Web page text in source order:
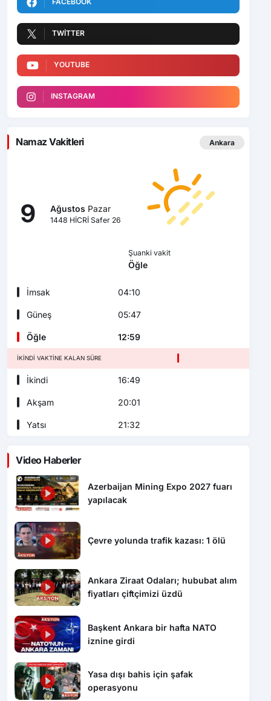
TWITTER
YOUTUBE
INSTAGRAM
Namaz Vakitleri Ankara
9 Ağustos Pazar
1448 HİCRİ Safer 26
Şuanki vakit
Öğle
İmsak 04:10
Güneş 05:47
Öğle 12:59
İKINDI VAKTINE KALAN SÜRE
İkindi 16:49
Akşam 20:01
Yatsı 21:32
Video Haberler
Azerbaijan Mining Expo 2027 fuarı
yapılacak
Çevre yolunda trafik kazası: 1 ölü
Ankara Ziraat Odaları; hububat alım
fiyatları çiftçimizi üzdü
Başkent Ankara bir hafta NATO
iznine girdi
Yasa dışı bahis için şafak
operasyonu